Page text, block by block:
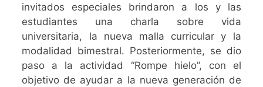
invitados especiales brindaron a los y las
estudiantes una charla sobre vida
universitaria, la nueva malla curricular y la
modalidad bimestral. Posteriormente, se dio
paso a la actividad “Rompe hielo”, con el
objetivo de ayudar a la nueva generación de